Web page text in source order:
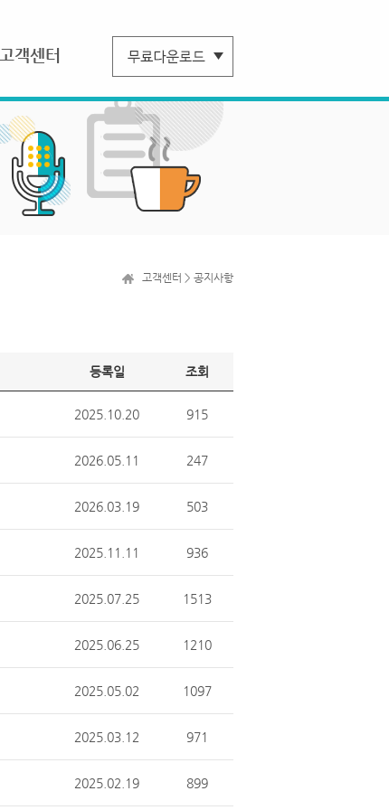
고객센터
고객센터 > 공지사항
등록일 조회
2025.10.20 915
2026.05.11 247
2026.03.19 503
2025.11.11 936
2025.07.25 1513
2025.06.25 1210
2025.05.02 1097
2025.03.12 971
2025.02.19 899